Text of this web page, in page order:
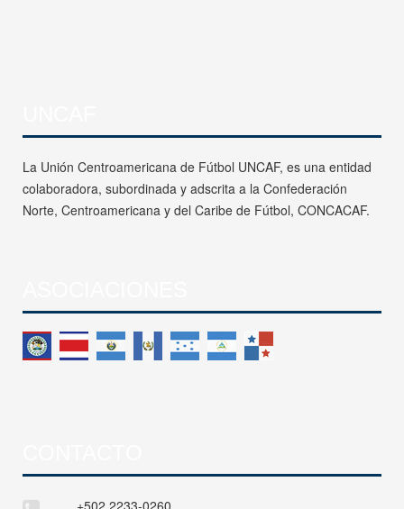
La Unión Centroamericana de Fútbol UNCAF, es una entidad
colaboradora, subordinada y adscrita a la Confederación
Norte, Centroamericana y del Caribe de Fútbol, CONCACAF.
+502 2233-0260